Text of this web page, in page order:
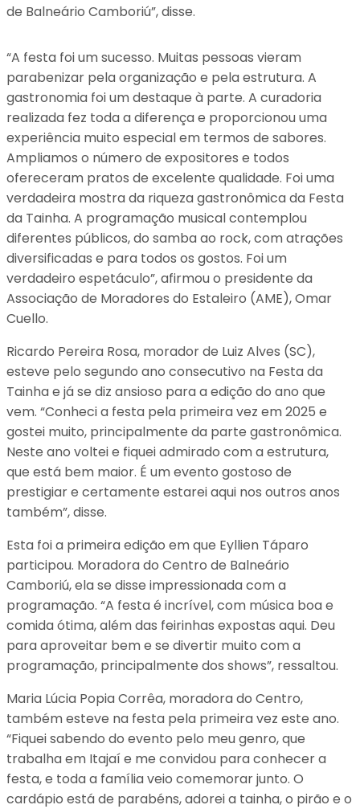
de Balneário Camboriú”, disse.
“A festa foi um sucesso. Muitas pessoas vieram
parabenizar pela organização e pela estrutura. A
gastronomia foi um destaque à parte. A curadoria
realizada fez toda a diferença e proporcionou uma
experiência muito especial em termos de sabores.
Ampliamos o número de expositores e todos
ofereceram pratos de excelente qualidade. Foi uma
verdadeira mostra da riqueza gastronômica da Festa
da Tainha. A programação musical contemplou
diferentes públicos, do samba ao rock, com atrações
diversificadas e para todos os gostos. Foi um
verdadeiro espetáculo”, afirmou o presidente da
Associação de Moradores do Estaleiro (AME), Omar
Cuello.
Ricardo Pereira Rosa, morador de Luiz Alves (SC),
esteve pelo segundo ano consecutivo na Festa da
Tainha e já se diz ansioso para a edição do ano que
vem. “Conheci a festa pela primeira vez em 2025 e
gostei muito, principalmente da parte gastronômica.
Neste ano voltei e fiquei admirado com a estrutura,
que está bem maior. É um evento gostoso de
prestigiar e certamente estarei aqui nos outros anos
também”, disse.
Esta foi a primeira edição em que Eyllien Táparo
participou. Moradora do Centro de Balneário
Camboriú, ela se disse impressionada com a
programação. “A festa é incrível, com música boa e
comida ótima, além das feirinhas expostas aqui. Deu
para aproveitar bem e se divertir muito com a
programação, principalmente dos shows”, ressaltou.
Maria Lúcia Popia Corrêa, moradora do Centro,
também esteve na festa pela primeira vez este ano.
“Fiquei sabendo do evento pelo meu genro, que
trabalha em Itajaí e me convidou para conhecer a
festa, e toda a família veio comemorar junto. O
cardápio está de parabéns, adorei a tainha, o pirão e o